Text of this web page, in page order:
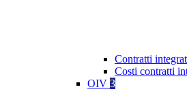
Contratti
Costi contratti
OIV 3